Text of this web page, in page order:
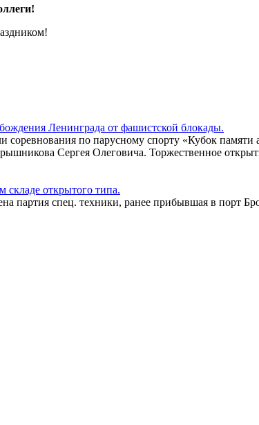
Ленинграда от фашистской блокады.
по парусному спорту «Кубок
Сергея Олеговича. Торжественное
открытого типа.
спец. техники, ранее прибывшая в порт